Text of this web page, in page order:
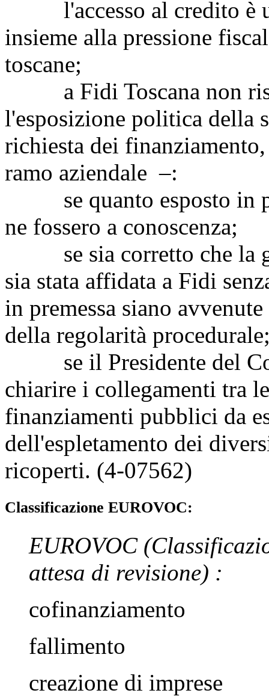
l'accesso al credito è
insieme alla pressione
toscane;
a Fidi Toscana non
l'esposizione politica della
richiesta dei
ramo aziendale –:
se quanto esposto in
ne fossero a conoscenza;
se sia corretto che la
sia stata affidata a Fidi
in premessa siano
della regolarità
se il Presidente del
chiarire i collegamenti tra
finanziamenti pubblici da
dell'espletamento dei
ricoperti. (4-07562)
Classificazione EUROVOC:
EUROVOC
attesa di revisione) :
cofinanziamento
fallimento
creazione di imprese